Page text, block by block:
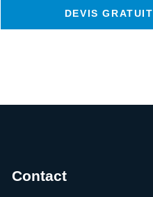
DEVIS GRATUIT
Contact